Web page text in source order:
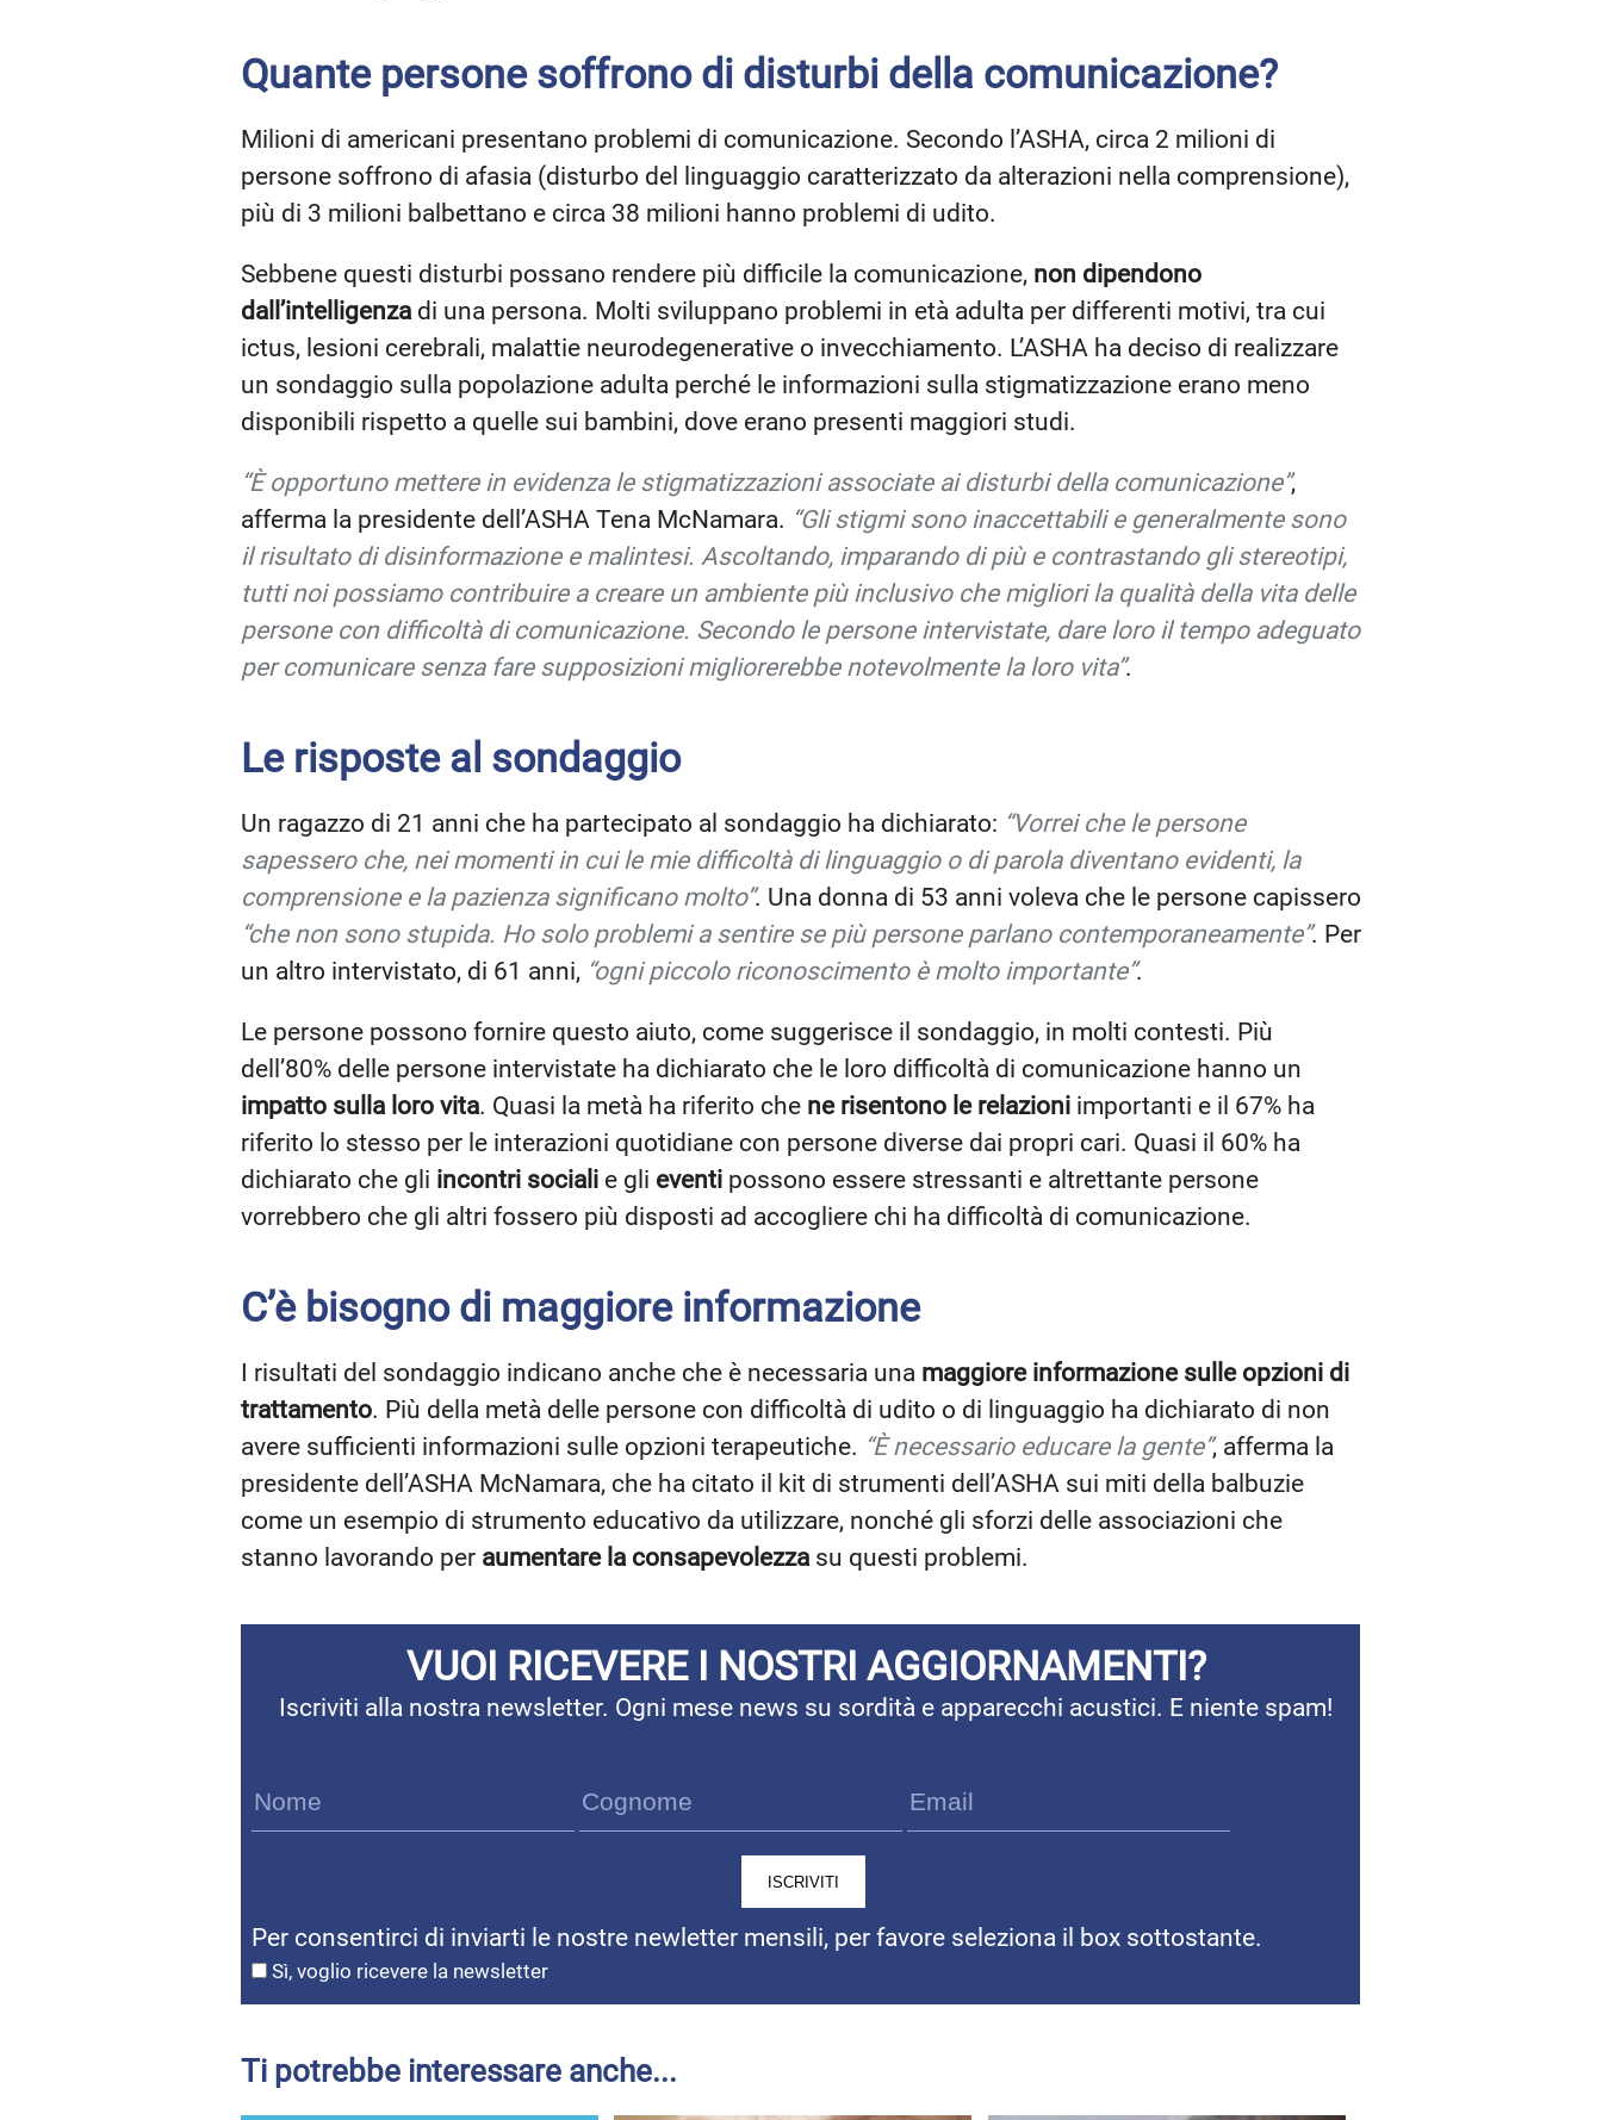
Quante persone soffrono di disturbi della comunicazione?
Milioni di americani presentano problemi di comunicazione. Secondo l’ASHA, circa 2 milioni di
persone soffrono di afasia (disturbo del linguaggio caratterizzato da alterazioni nella comprensione),
più di 3 milioni balbettano e circa 38 milioni hanno problemi di udito.
Sebbene questi disturbi possano rendere più difficile la comunicazione, non dipendono
dall’intelligenza di una persona. Molti sviluppano problemi in età adulta per differenti motivi, tra cui
ictus, lesioni cerebrali, malattie neurodegenerative o invecchiamento. L’ASHA ha deciso di realizzare
un sondaggio sulla popolazione adulta perché le informazioni sulla stigmatizzazione erano meno
disponibili rispetto a quelle sui bambini, dove erano presenti maggiori studi.
“È opportuno mettere in evidenza le stigmatizzazioni associate ai disturbi della comunicazione”,
afferma la presidente dell’ASHA Tena McNamara. “Gli stigmi sono inaccettabili e generalmente sono
il risultato di disinformazione e malintesi. Ascoltando, imparando di più e contrastando gli stereotipi,
tutti noi possiamo contribuire a creare un ambiente più inclusivo che migliori la qualità della vita delle
persone con difficoltà di comunicazione. Secondo le persone intervistate, dare loro il tempo adeguato
per comunicare senza fare supposizioni migliorerebbe notevolmente la loro vita”.
Le risposte al sondaggio
Un ragazzo di 21 anni che ha partecipato al sondaggio ha dichiarato: “Vorrei che le persone
sapessero che, nei momenti in cui le mie difficoltà di linguaggio o di parola diventano evidenti, la
comprensione e la pazienza significano molto”. Una donna di 53 anni voleva che le persone capissero
“che non sono stupida. Ho solo problemi a sentire se più persone parlano contemporaneamente”. Per
un altro intervistato, di 61 anni, “ogni piccolo riconoscimento è molto importante”.
Le persone possono fornire questo aiuto, come suggerisce il sondaggio, in molti contesti. Più
dell’80% delle persone intervistate ha dichiarato che le loro difficoltà di comunicazione hanno un
impatto sulla loro vita. Quasi la metà ha riferito che ne risentono le relazioni importanti e il 67% ha
riferito lo stesso per le interazioni quotidiane con persone diverse dai propri cari. Quasi il 60% ha
dichiarato che gli incontri sociali e gli eventi possono essere stressanti e altrettante persone
vorrebbero che gli altri fossero più disposti ad accogliere chi ha difficoltà di comunicazione.
C’è bisogno di maggiore informazione
I risultati del sondaggio indicano anche che è necessaria una maggiore informazione sulle opzioni di
trattamento. Più della metà delle persone con difficoltà di udito o di linguaggio ha dichiarato di non
avere sufficienti informazioni sulle opzioni terapeutiche. “È necessario educare la gente”, afferma la
presidente dell’ASHA McNamara, che ha citato il kit di strumenti dell’ASHA sui miti della balbuzie
come un esempio di strumento educativo da utilizzare, nonché gli sforzi delle associazioni che
stanno lavorando per aumentare la consapevolezzasu questi problemi.
VUOI RICEVERE I NOSTRI AGGIORNAMENTI?
Iscriviti alla nostra newsletter. Ogni mese news su sordità e apparecchi acustici. E niente spam!
Per consentirci di inviarti le nostre newletter mensili, per favore seleziona il box sottostante.
Sì, voglio ricevere la newsletter
Ti potrebbe interessare anche...